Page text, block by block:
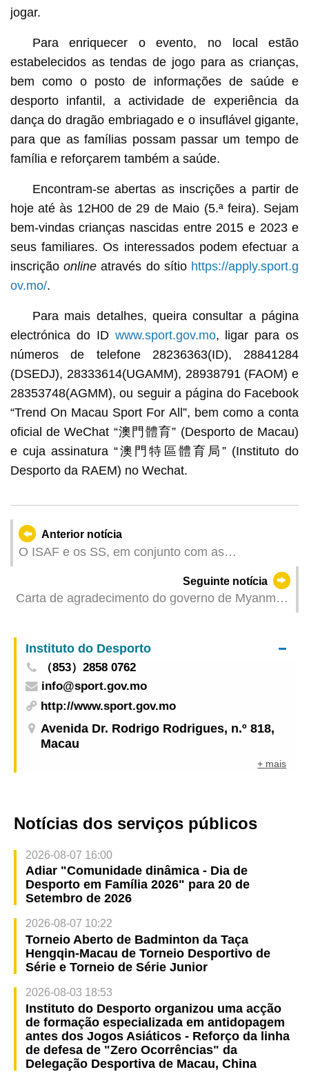
jogar.
Para enriquecer o evento, no local estão
estabelecidos as tendas de jogo para as crianças,
bem como o posto de informações de saúde e
desporto infantil, a actividade de experiência da
dança do dragão embriagado e o insuflável gigante,
para que as famílias possam passar um tempo de
família e reforçarem também a saúde.
Encontram-se abertas as inscrições a partir de
hoje até às 12H00 de 29 de Maio (5.ª feira). Sejam
bem-vindas crianças nascidas entre 2015 e 2023 e
seus familiares. Os interessados podem efectuar a
inscriçãoonline através do sítio https://apply.sport.g
ov.mo/.
Para mais detalhes, queira consultar a página
electrónica do ID www.sport.gov.mo, ligar para os
números de telefone 28236363(ID), 28841284
(DSEDJ), 28333614(UGAMM), 28938791 (FAOM) e
28353748(AGMM), ou seguir a página do Facebook
“Trend On Macau Sport For All”, bem como a conta
oficial de WeChat “澳門體育” (Desporto de Macau)
e cuja assinatura “澳門特區體育局” (Instituto do
Desporto da RAEM) no Wechat.
Anterior notícia
O ISAF e os SS, em conjunto com as
associações e instituições, organizam este fim-
de-semana uma actividade de divulgação sobre a
segurança na utilização de medicamentos pelos
Seguinte notícia
Carta de agradecimento do governo de Myanmar
China (Macau) em reconhecimento do seu
contributo
Instituto do Desporto
（853）2858 0762
info@sport.gov.mo
http://www.sport.gov.mo
Avenida Dr. Rodrigo Rodrigues, n.º 818,
Macau
+ mais
Notícias dos serviços públicos
2026-08-07 16:00
Adiar "Comunidade dinâmica - Dia de
Desporto em Família 2026" para 20 de
Setembro de 2026
2026-08-07 10:22
Torneio Aberto de Badminton da Taça
Hengqin-Macau de Torneio Desportivo de
Série e Torneio de Série Junior
2026-08-03 18:53
Instituto do Desporto organizou uma acção
de formação especializada em antidopagem
antes dos Jogos Asiáticos - Reforço da linha
de defesa de "Zero Ocorrências" da
Delegação Desportiva de Macau, China